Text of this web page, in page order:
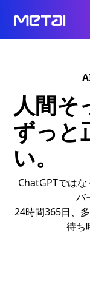
人間そ
ずっと
い。
ChatGPTでは
バ
24時間365日、
待ち